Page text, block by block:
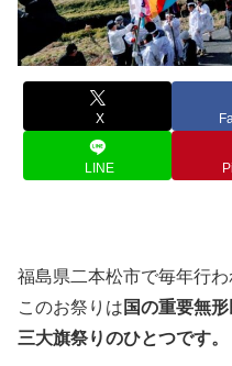
X
LINE
福島県二本松市で毎年行
このお祭りは 国の重要無
三大旗祭りのひとつです。